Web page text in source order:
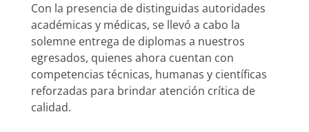
Con la presencia de distinguidas autoridades
académicas y médicas, se llevó a cabo la
solemne entrega de diplomas a nuestros
egresados, quienes ahora cuentan con
competencias técnicas, humanas y científicas
reforzadas para brindar atención crítica de
calidad.